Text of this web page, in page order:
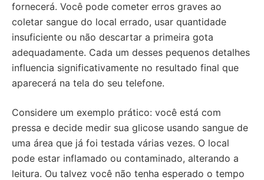
fornecerá. Você pode cometer erros graves ao
coletar sangue do local errado, usar quantidade
insuficiente ou não descartar a primeira gota
adequadamente. Cada um desses pequenos detalhes
influencia significativamente no resultado final que
aparecerá na tela do seu telefone.
Considere um exemplo prático: você está com
pressa e decide medir sua glicose usando sangue de
uma área que já foi testada várias vezes. O local
pode estar inflamado ou contaminado, alterando a
leitura. Ou talvez você não tenha esperado o tempo